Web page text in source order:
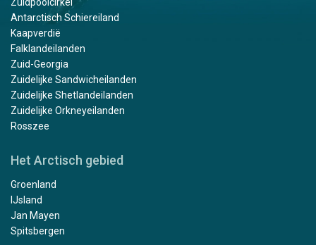
Antarctisch Schiereiland
Kaapverdië
Falklandeilanden
Zuid-Georgia
Zuidelijke Sandwicheilanden
Zuidelijke Shetlandeilanden
Zuidelijke Orkneyeilanden
Rosszee
Het Arctisch gebied
Groenland
IJsland
Jan Mayen
Spitsbergen